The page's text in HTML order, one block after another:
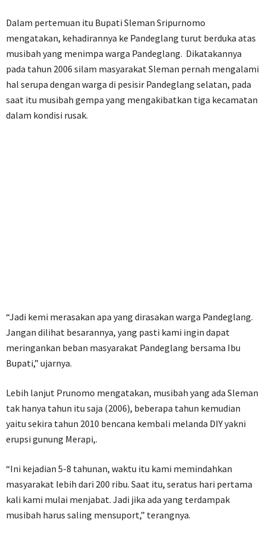
Dalam pertemuan itu Bupati Sleman Sripurnomo
mengatakan, kehadirannya ke Pandeglang turut berduka atas
musibah yang menimpa warga Pandeglang. Dikatakannya
pada tahun 2006 silam masyarakat Sleman pernah mengalami
hal serupa dengan warga di pesisir Pandeglang selatan, pada
saat itu musibah gempa yang mengakibatkan tiga kecamatan
dalam kondisi rusak.
“Jadi kemi merasakan apa yang dirasakan warga Pandeglang.
Jangan dilihat besarannya, yang pasti kami ingin dapat
meringankan beban masyarakat Pandeglang bersama Ibu
Bupati,” ujarnya.
Lebih lanjut Prunomo mengatakan, musibah yang ada Sleman
tak hanya tahun itu saja (2006), beberapa tahun kemudian
yaitu sekira tahun 2010 bencana kembali melanda DIY yakni
erupsi gunung Merapi,.
“Ini kejadian 5-8 tahunan, waktu itu kami memindahkan
masyarakat lebih dari 200 ribu. Saat itu, seratus hari pertama
kali kami mulai menjabat. Jadi jika ada yang terdampak
musibah harus saling mensuport,” terangnya.